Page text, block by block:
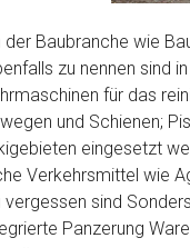
Baubranche wie
zu nennen sind
für das
und Schienen;
eingesetzt
Verkehrsmittel wie
vergessen sind
Panzerung